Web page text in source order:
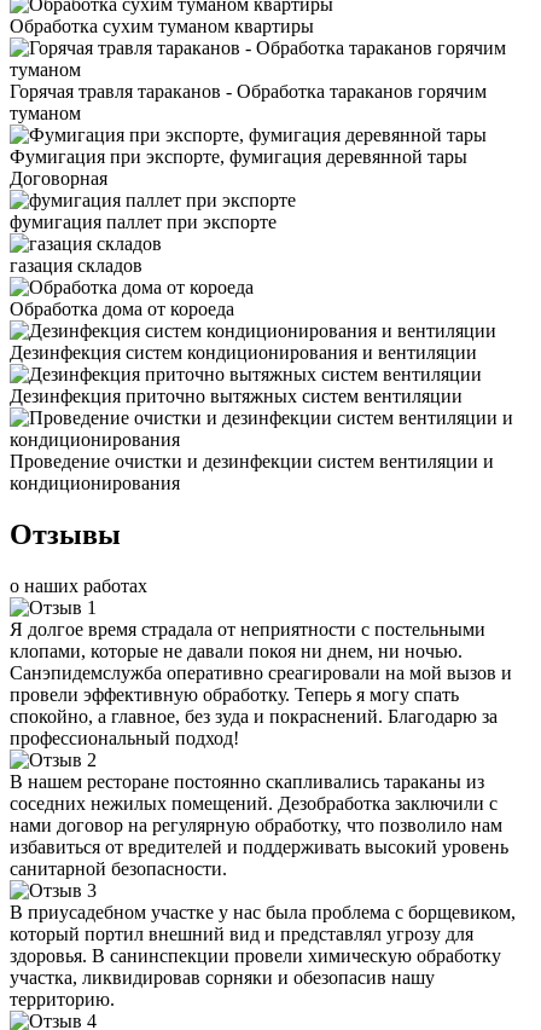
Обработка сухим туманом квартиры
Горячая травля тараканов - Обработка тараканов горячим
туманом
Фумигация при экспорте, фумигация деревянной тары
Договорная
фумигация паллет при экспорте
газация складов
Обработка дома от короеда
Дезинфекция систем кондиционирования и вентиляции
Дезинфекция приточно вытяжных систем вентиляции
Проведение очистки и дезинфекции систем вентиляции и
кондиционирования
Отзывы
о наших работах
Я долгое время страдала от неприятности с постельными
клопами, которые не давали покоя ни днем, ни ночью.
Санэпидемслужба оперативно среагировали на мой вызов и
провели эффективную обработку. Теперь я могу спать
спокойно, а главное, без зуда и покраснений. Благодарю за
профессиональный подход!
В нашем ресторане постоянно скапливались тараканы из
соседних нежилых помещений. Дезобработка заключили с
нами договор на регулярную обработку, что позволило нам
избавиться от вредителей и поддерживать высокий уровень
санитарной безопасности.
В приусадебном участке у нас была проблема с борщевиком,
который портил внешний вид и представлял угрозу для
здоровья. В санинспекции провели химическую обработку
участка, ликвидировав сорняки и обезопасив нашу
территорию.